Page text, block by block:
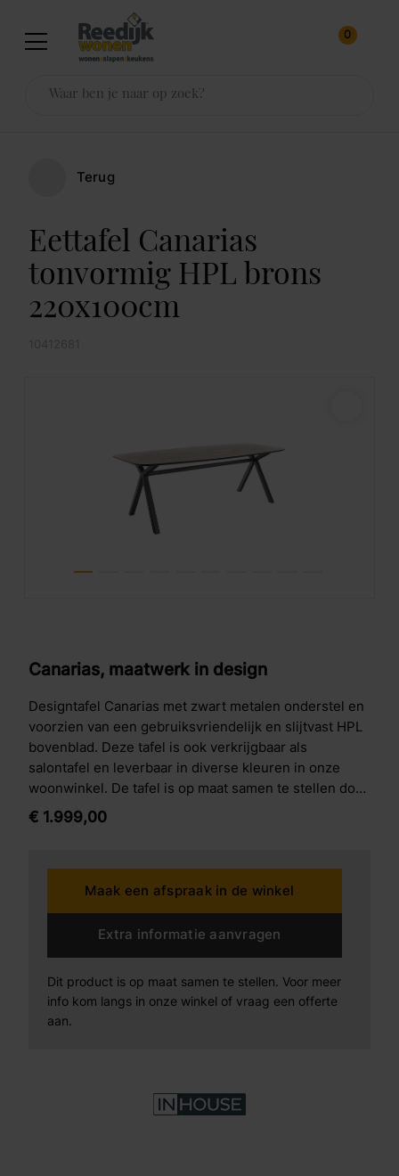
0
Terug
Eettafel Canarias
tonvormig HPL brons
220x100cm
Canarias, maatwerk in design
Designtafel Canarias met zwart metalen onderstel en
voorzien van een gebruiksvriendelijk en slijtvast HPL
bovenblad. Deze tafel is ook verkrijgbaar als
salontafel en leverbaar in diverse kleuren in onze
woonwinkel. De tafel is op maat samen te stellen door
de combinatiemogelijkheid van diverse bovenbladen
en poten.
€ 1.999,00
Maak een afspraak in de winkel
Extra informatie aanvragen
Dit product is op maat samen te stellen. Voor meer
info kom langs in onze winkel of vraag een offerte
aan.